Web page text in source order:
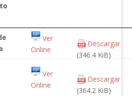
Ver
Online
Descargar
(346.4 KiB)
Ver
Online
Descargar
(364.2 KiB)